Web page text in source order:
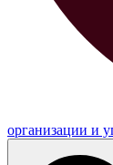
организации и